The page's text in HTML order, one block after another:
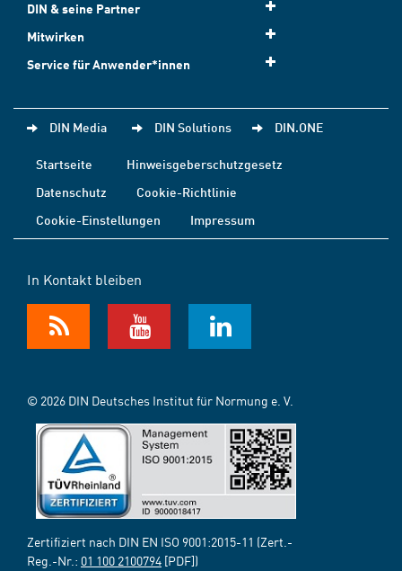
DIN & seine Partner
Mitwirken
Service für Anwender*innen
DIN Media DIN Solutions DIN.ONE
Startseite
Hinweisgeberschutzgesetz
Datenschutz
Cookie-Richtlinie
Cookie-Einstellungen
Impressum
In Kontakt bleiben
© 2026 DIN Deutsches Institut für Normung e. V.
Zertifiziert nach DIN EN ISO 9001:2015-11 (Zert.-
Reg.-Nr.: 01 100 2100794 [PDF])